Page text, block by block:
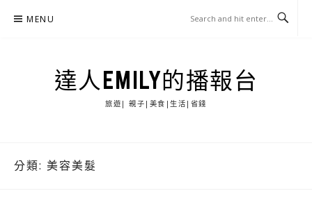
MENU
達人EMILY的播報台
旅遊| 親子|美食|生活|省錢
分類: 美容美髮